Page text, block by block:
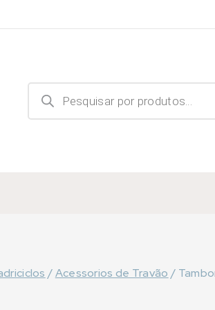
Products
search
/Acessorios de Travão /